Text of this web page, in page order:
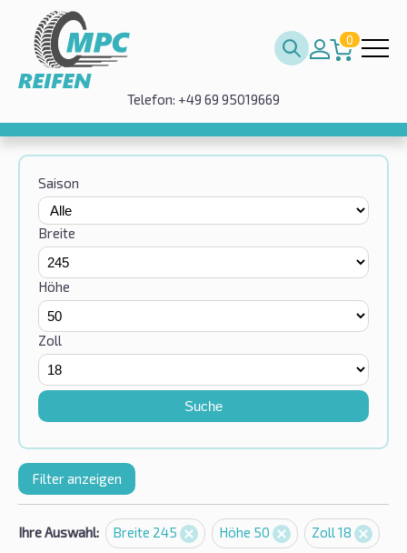
0
Telefon: +49 69 95019669
Saison
Breite
Höhe
Zoll
Suche
Filter anzeigen
Ihre Auswahl: Breite 245 Höhe 50 Zoll 18